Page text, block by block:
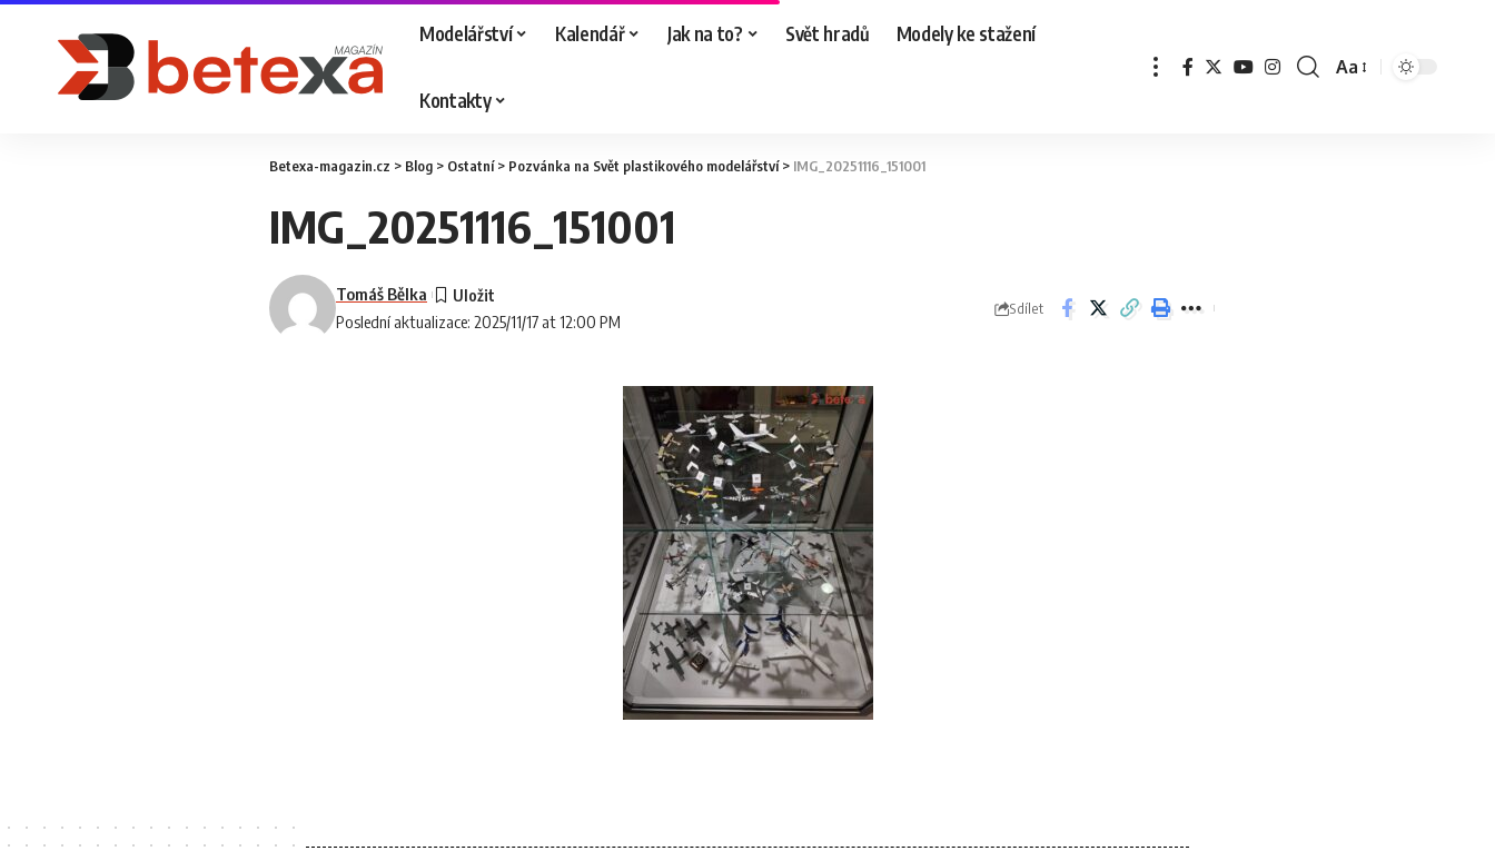
Modelářství Kalendář Jak na to? Svět hradů Modely ke stažení
Kontakty
Aa
Betexa-magazin.cz > Blog > Ostatní> Pozvánka na Svět plastikového modelářství> IMG_20251116_151001
IMG_20251116_151001
Poslední aktualizace: 2025/11/17 at 12:00 PM
Tomáš Bělka
Sdílet